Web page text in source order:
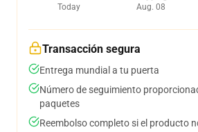
Today
Aug. 08
Transacción segura
Entrega mundial a tu puerta
Número de seguimiento
paquetes
Reembolso completo si el producto